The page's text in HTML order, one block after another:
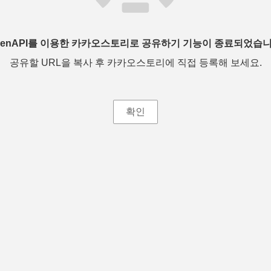
를 이용한 카카오스토리로 공유하기 기능이 종료되었습
공유할 URL을 복사 후 카카오스토리에 직접 등록해 보세요.
확인